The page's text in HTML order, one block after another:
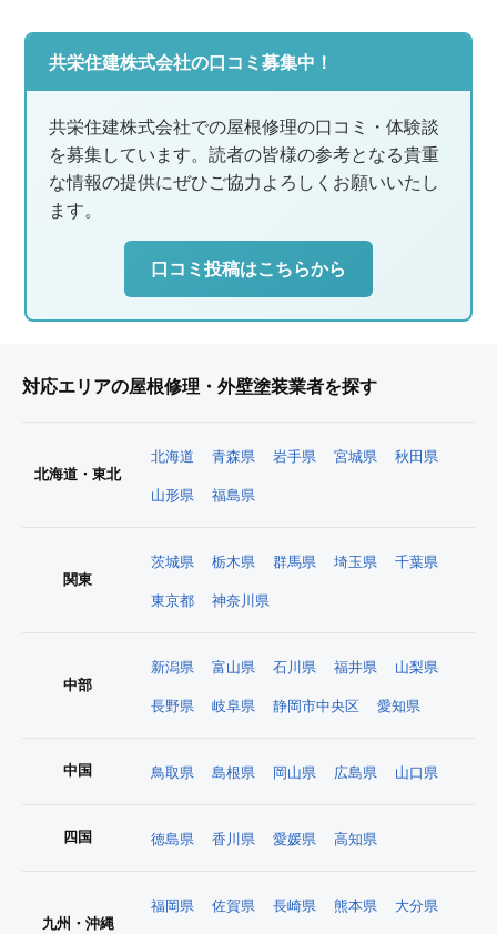
共栄住建株式会社の口コミ募集中！
共栄住建株式会社での屋根修理の口コミ・体験談
を募集しています。読者の皆様の参考となる貴重
な情報の提供にぜひご協力よろしくお願いいたし
ます。
口コミ投稿はこちらから
対応エリアの屋根修理・外壁塗装業者を探す
北海道・東北
北海道 青森県 岩手県 宮城県 秋田県
山形県 福島県
関東
茨城県 栃木県 群馬県 埼玉県 千葉県
東京都 神奈川県
中部
新潟県 富山県 石川県 福井県 山梨県
長野県 岐阜県 静岡市中央区 愛知県
中国 鳥取県 島根県 岡山県 広島県 山口県
四国 徳島県 香川県 愛媛県 高知県
九州・沖縄
福岡県 佐賀県 長崎県 熊本県 大分県